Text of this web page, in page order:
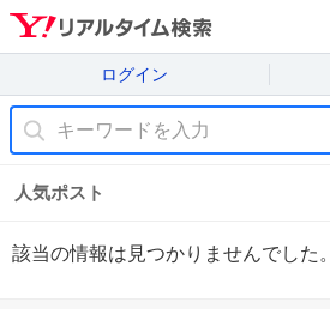
ログイン
人気ポスト
該当の情報は見つかりませんでした。